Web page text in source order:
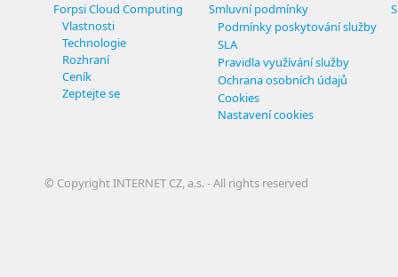
Forpsi Cloud Computing
Vlastnosti
Technologie
Rozhraní
Ceník
Zeptejte se
Smluvní podmínky
Podmínky poskytování služby
SLA
Pravidla využívání služby
Ochrana osobních údajů
Cookies
Nastavení cookies
© Copyright INTERNET CZ, a.s. - All rights reserved